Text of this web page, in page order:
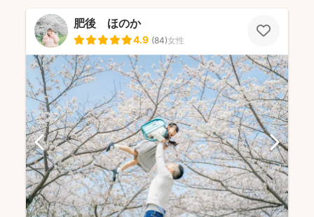
肥後 ほのか
4.9 (84)女性